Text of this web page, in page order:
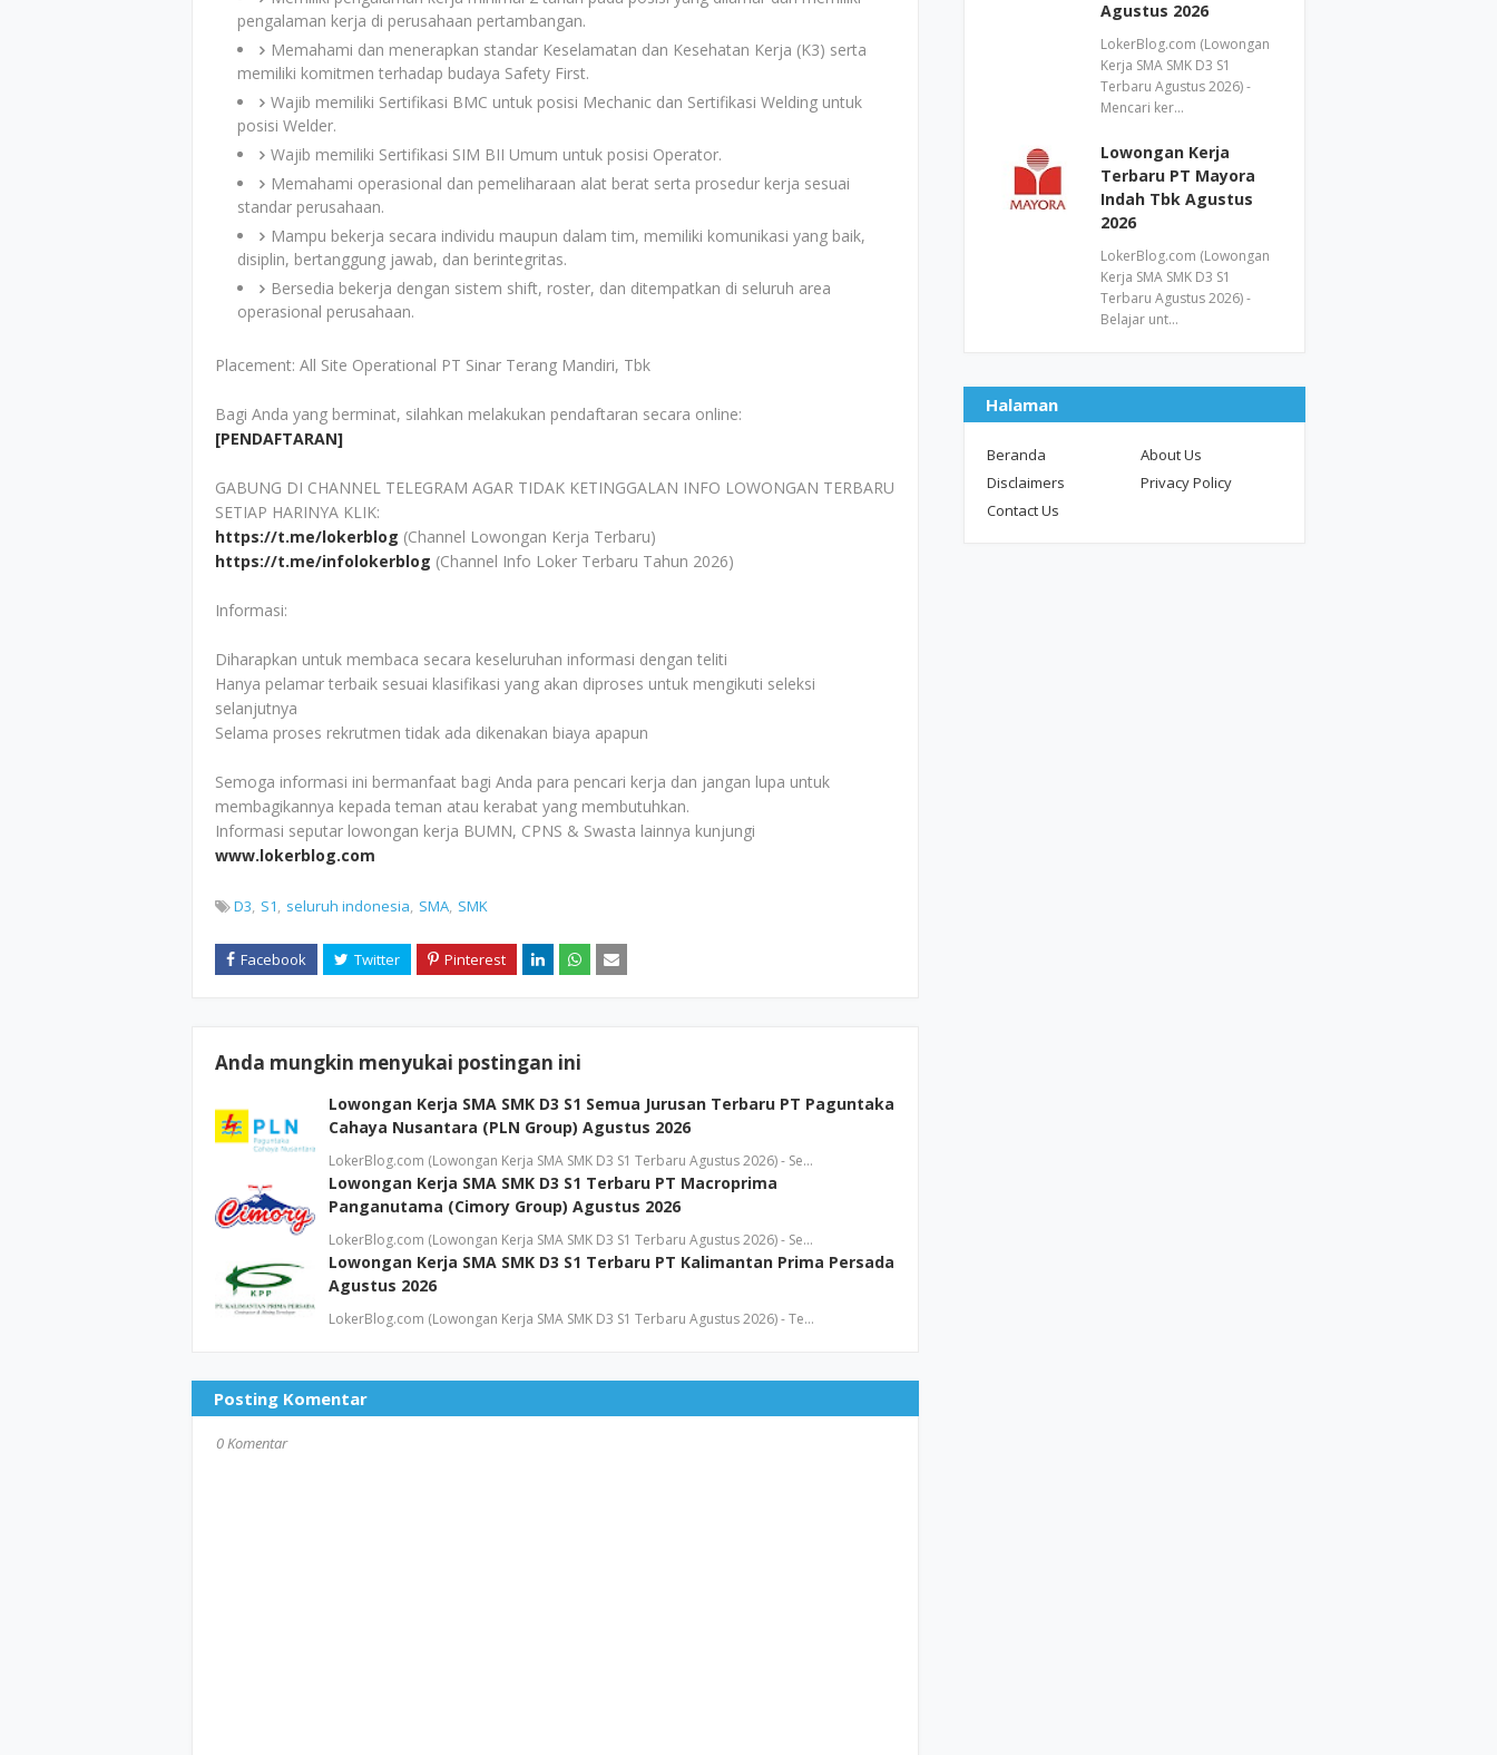
pengalaman kerja di perusahaan pertambangan.
Memahami dan menerapkan standar Keselamatan dan Kesehatan Kerja (K3) serta
memiliki komitmen terhadap budaya Safety First.
Wajib memiliki Sertifikasi BMC untuk posisi Mechanic dan Sertifikasi Welding untuk
posisi Welder.
Wajib memiliki Sertifikasi SIM BII Umum untuk posisi Operator.
Memahami operasional dan pemeliharaan alat berat serta prosedur kerja sesuai
standar perusahaan.
Mampu bekerja secara individu maupun dalam tim, memiliki komunikasi yang baik,
disiplin, bertanggung jawab, dan berintegritas.
Bersedia bekerja dengan sistem shift, roster, dan ditempatkan di seluruh area
operasional perusahaan.
Placement: All Site Operational PT Sinar Terang Mandiri, Tbk
Bagi Anda yang berminat, silahkan melakukan pendaftaran secara online:
[PENDAFTARAN]
GABUNG DI CHANNEL TELEGRAM AGAR TIDAK KETINGGALAN INFO LOWONGAN TERBARU
SETIAP HARINYA KLIK:
https://t.me/lokerblog (Channel Lowongan Kerja Terbaru)
https://t.me/infolokerblog (Channel Info Loker Terbaru Tahun 2026)
Informasi:
Diharapkan untuk membaca secara keseluruhan informasi dengan teliti
Hanya pelamar terbaik sesuai klasifikasi yang akan diproses untuk mengikuti seleksi
selanjutnya
Selama proses rekrutmen tidak ada dikenakan biaya apapun
Semoga informasi ini bermanfaat bagi Anda para pencari kerja dan jangan lupa untuk
membagikannya kepada teman atau kerabat yang membutuhkan.
Informasi seputar lowongan kerja BUMN, CPNS & Swasta lainnya kunjungi
www.lokerblog.com
D3 S1 seluruh indonesia SMA SMK
Anda mungkin menyukai postingan ini
Lowongan Kerja SMA SMK D3 S1 Semua Jurusan Terbaru PT Paguntaka
Cahaya Nusantara (PLN Group) Agustus 2026
LokerBlog.com (Lowongan Kerja SMA SMK D3 S1 Terbaru Agustus 2026) - Se…
Lowongan Kerja SMA SMK D3 S1 Terbaru PT Macroprima
Panganutama (Cimory Group) Agustus 2026
LokerBlog.com (Lowongan Kerja SMA SMK D3 S1 Terbaru Agustus 2026) - Se…
Lowongan Kerja SMA SMK D3 S1 Terbaru PT Kalimantan Prima Persada
Agustus 2026
LokerBlog.com (Lowongan Kerja SMA SMK D3 S1 Terbaru Agustus 2026) - Te…
Posting Komentar
0 Komentar
Agustus 2026
LokerBlog.com (Lowongan
Kerja SMA SMK D3 S1
Terbaru Agustus 2026) -
Mencari ker…
Lowongan Kerja
Terbaru PT Mayora
Indah Tbk Agustus
2026
LokerBlog.com (Lowongan
Kerja SMA SMK D3 S1
Terbaru Agustus 2026) -
Belajar unt…
Halaman
Beranda
About Us
Disclaimers
Privacy Policy
Contact Us